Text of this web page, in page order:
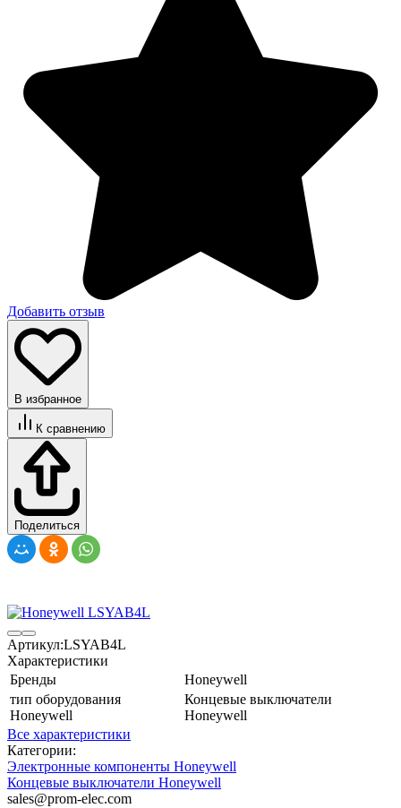
Добавить отзыв
В избранное
К сравнению
Поделиться
Артикул:LSYAB4L
Характеристики
Бренды
Honeywell
тип оборудования
Honeywell
Концевые выключатели
Honeywell
Все характеристики
Категории:
Электронные компоненты Honeywell
Концевые выключатели Honeywell
sales@prom-elec.com